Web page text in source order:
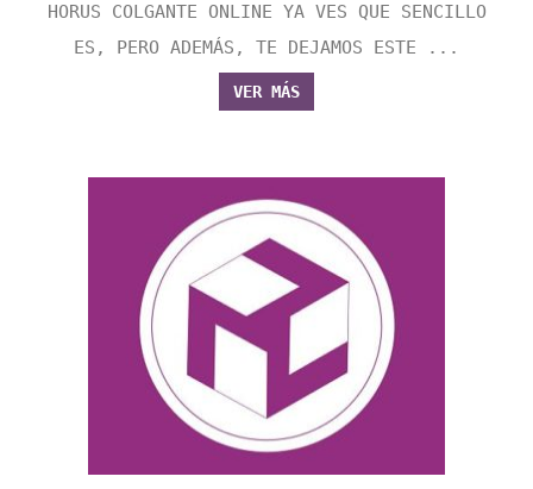
HORUS COLGANTE ONLINE YA VES QUE SENCILLO
ES, PERO ADEMÁS, TE DEJAMOS ESTE ...
VER MÁS